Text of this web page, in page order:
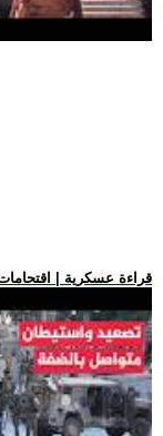
.. قراءة عسكرية |